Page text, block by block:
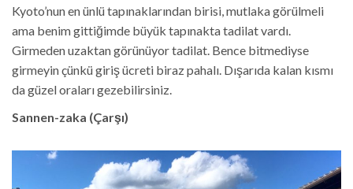
Kyoto’nun en ünlü tapınaklarından birisi, mutlaka görülmeli
ama benim gittiğimde büyük tapınakta tadilat vardı.
Girmeden uzaktan görünüyor tadilat. Bence bitmediyse
girmeyin çünkü giriş ücreti biraz pahalı. Dışarıda kalan kısmı
da güzel oraları gezebilirsiniz.
Sannen-zaka (Çarşı)